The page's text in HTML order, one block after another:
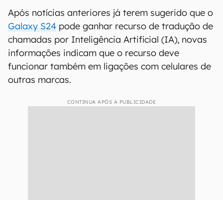
Após notícias anteriores já terem sugerido que o
Galaxy S24 pode ganhar recurso de tradução de
chamadas por Inteligência Artificial (IA), novas
informações indicam que o recurso deve
funcionar também em ligações com celulares de
outras marcas.
CONTINUA APÓS A PUBLICIDADE